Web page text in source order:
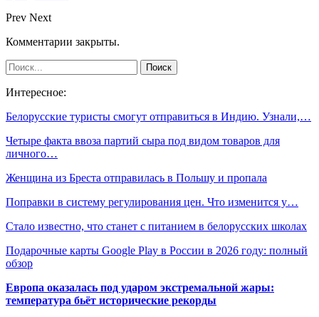
Prev Next
Комментарии закрыты.
Интересное:
Белорусские туристы смогут отправиться в Индию. Узнали,…
Четыре факта ввоза партий сыра под видом товаров для
личного…
Женщина из Бреста отправилась в Польшу и пропала
Поправки в систему регулирования цен. Что изменится у…
Стало известно, что станет с питанием в белорусских школах
Подарочные карты Google Play в России в 2026 году: полный
обзор
Европа оказалась под ударом экстремальной жары:
температура бьёт исторические рекорды